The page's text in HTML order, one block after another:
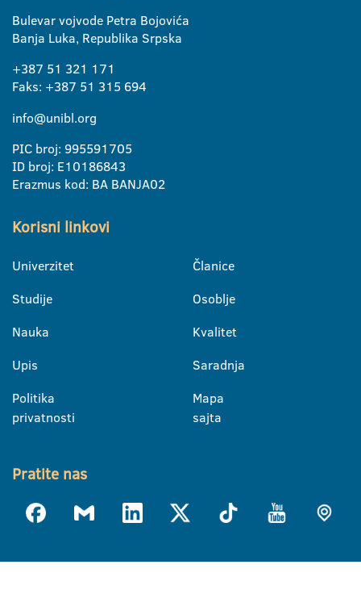
Bulevar vojvode Petra Bojovića
Banja Luka, Republika Srpska
+387 51 321 171
Faks: +387 51 315 694
info@unibl.org
PIC broj: 995591705
ID broj: E10186843
Erazmus kod: BA BANJA02
Korisni linkovi
Univerzitet
Studije
Nauka
Upis
Politika
privatnosti
Članice
Osoblje
Kvalitet
Saradnja
Mapa
sajta
Pratite nas